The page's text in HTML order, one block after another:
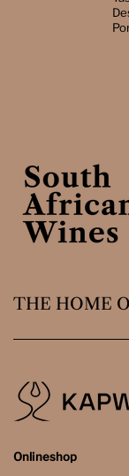
THE HOME
Onlineshop